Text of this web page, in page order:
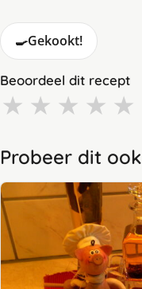
🍳Gekookt!
Beoordeel dit recept
★ ★ ★ ★ ★
Probeer dit ook